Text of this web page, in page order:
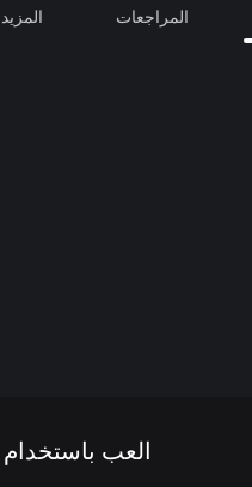
المراجعات المزيد
العب باستخدام